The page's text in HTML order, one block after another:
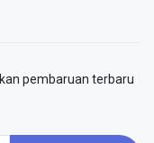
pembaruan terbaru